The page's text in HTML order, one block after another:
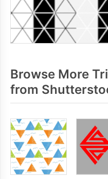
Browse More
from